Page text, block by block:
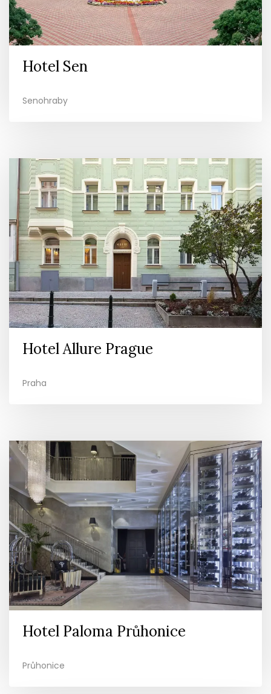
Hotel Sen
Senohraby
Hotel Allure Prague
Praha
Hotel Paloma Průhonice
Průhonice